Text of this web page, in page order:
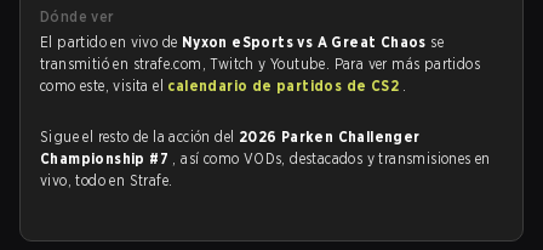
Dónde ver
El partido en vivo de Nyxon eSports vs A Great Chaos se
transmitió en strafe.com, Twitch y Youtube. Para ver más partidos
como este, visita el calendario de partidos de CS2 .
Sigue el resto de la acción del 2026 Parken Challenger
Championship #7 , así como VODs, destacados y transmisiones en
vivo, todo en Strafe.